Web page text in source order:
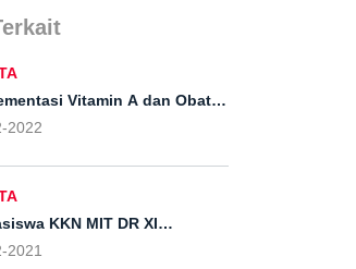
Vitamin A dan Obat
Kabupaten Kendal
2022
KKN MIT DR XI
56 UIN Walisongo
Menyemprotkan
2021